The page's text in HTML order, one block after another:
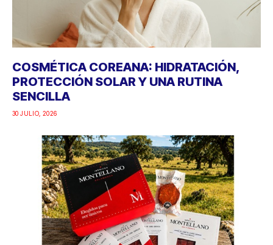
COSMÉTICA COREANA: HIDRATACIÓN,
PROTECCIÓN SOLAR Y UNA RUTINA
SENCILLA
30 JULIO, 2026